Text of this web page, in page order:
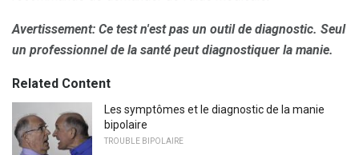
Avertissement: Ce test n'est pas un outil de diagnostic. Seul
un professionnel de la santé peut diagnostiquer la manie.
Related Content
Les symptômes et le diagnostic de la manie
bipolaire
TROUBLE BIPOLAIRE